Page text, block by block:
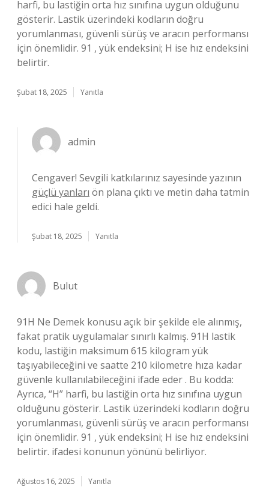
harfi, bu lastiğin orta hız sınıfına uygun olduğunu
gösterir. Lastik üzerindeki kodların doğru
yorumlanması, güvenli sürüş ve aracın performansı
için önemlidir. 91 , yük endeksini; H ise hız endeksini
belirtir.
Şubat 18, 2025 Yanıtla
admin
Cengaver! Sevgili katkılarınız sayesinde yazının
güçlü yanları ön plana çıktı ve metin daha tatmin
edici hale geldi.
Şubat 18, 2025 Yanıtla
Bulut
91H Ne Demek konusu açık bir şekilde ele alınmış,
fakat pratik uygulamalar sınırlı kalmış. 91H lastik
kodu, lastiğin maksimum 615 kilogram yük
taşıyabileceğini ve saatte 210 kilometre hıza kadar
güvenle kullanılabileceğini ifade eder . Bu kodda:
Ayrıca, “H” harfi, bu lastiğin orta hız sınıfına uygun
olduğunu gösterir. Lastik üzerindeki kodların doğru
yorumlanması, güvenli sürüş ve aracın performansı
için önemlidir. 91 , yük endeksini; H ise hız endeksini
belirtir. ifadesi konunun yönünü belirliyor.
Ağustos 16, 2025 Yanıtla